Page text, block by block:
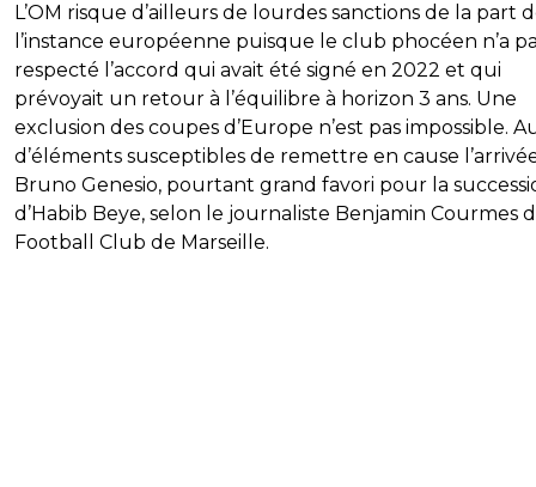
L’OM risque d’ailleurs de lourdes sanctions de la part
l’instance européenne puisque le club phocéen n’a
respecté l’accord qui avait été signé en 2022 et qui
prévoyait un retour à l’équilibre à horizon 3 ans. Une
exclusion des coupes d’Europe n’est pas impossible.
d’éléments susceptibles de remettre en cause
Bruno Genesio, pourtant grand favori pour la
d’Habib Beye, selon le journaliste Benjamin Courmes
Football Club de Marseille.